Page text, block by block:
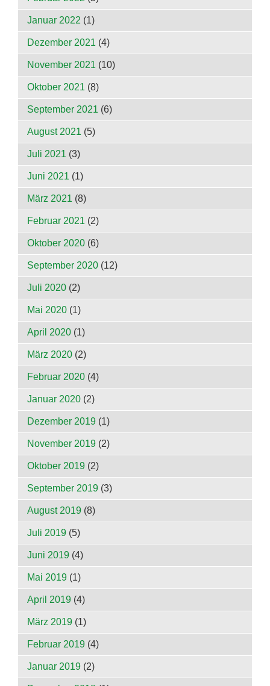
Januar 2022 (1)
Dezember 2021 (4)
November 2021 (10)
Oktober 2021 (8)
September 2021 (6)
August 2021 (5)
Juli 2021 (3)
Juni 2021 (1)
März 2021 (8)
Februar 2021 (2)
Oktober 2020 (6)
September 2020 (12)
Juli 2020 (2)
Mai 2020 (1)
April 2020 (1)
März 2020 (2)
Februar 2020 (4)
Januar 2020 (2)
Dezember 2019 (1)
November 2019 (2)
Oktober 2019 (2)
September 2019 (3)
August 2019 (8)
Juli 2019 (5)
Juni 2019 (4)
Mai 2019 (1)
April 2019 (4)
März 2019 (1)
Februar 2019 (4)
Januar 2019 (2)